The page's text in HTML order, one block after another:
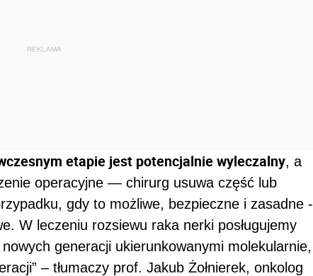
REKLAMA
etapie jest potencjalnie wyleczalny, a
operacyjne — chirurg usuwa część lub
gdy to możliwe, bezpieczne i zasadne -
W leczeniu rozsiewu raka nerki posługujemy
generacji ukierunkowanymi molekularnie,
– tłumaczy prof. Jakub Żołnierek, onkolog